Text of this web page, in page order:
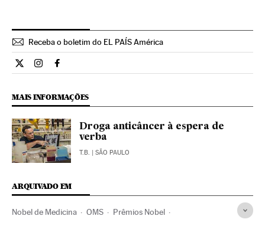
Receba o boletim do EL PAÍS América
Ciencia El País Brasil en Twitter
Ciencia El País Brasil en Instagram
Ciencia El País Brasil en Facebook
MAIS INFORMAÇÕES
Droga anticâncer à espera de
verba
T.B. | SÃO PAULO
ARQUIVADO EM
Nobel de Medicina OMS Prêmios Nobel